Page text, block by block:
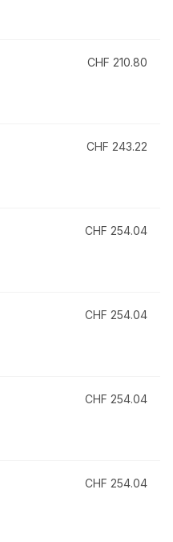
CHF 210.80
CHF 243.22
CHF 254.04
CHF 254.04
CHF 254.04
CHF 254.04